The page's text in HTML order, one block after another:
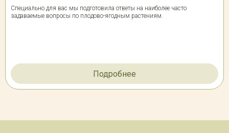
Специально для вас мы подготовила ответы на наиболее часто
задаваемые вопросы по плодово-ягодным растениям.
Подробнее